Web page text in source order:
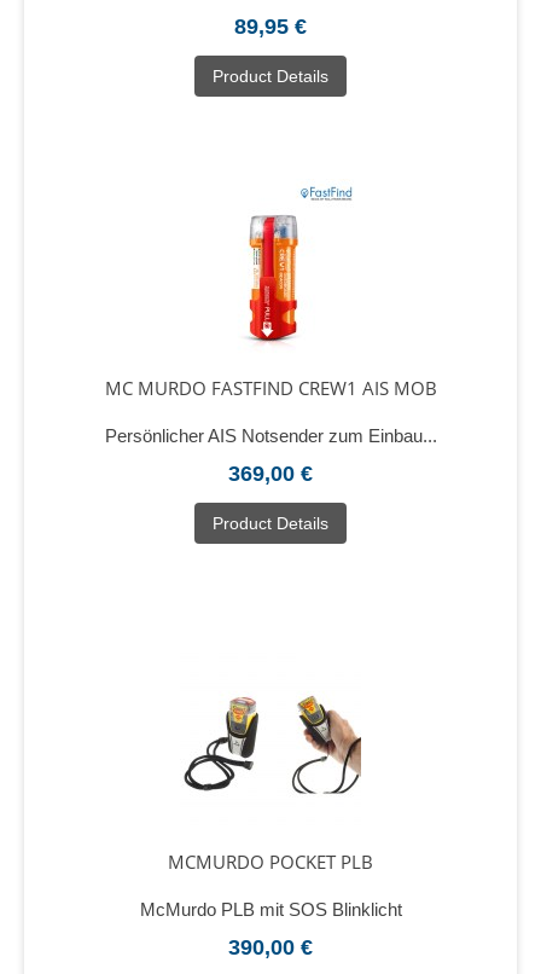
89,95 €
Product Details
MC MURDO FASTFIND CREW1 AIS MOB
Persönlicher AIS Notsender zum Einbau...
369,00 €
Product Details
MCMURDO POCKET PLB
McMurdo PLB mit SOS Blinklicht
390,00 €